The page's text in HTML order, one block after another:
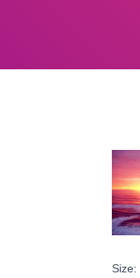
Size: